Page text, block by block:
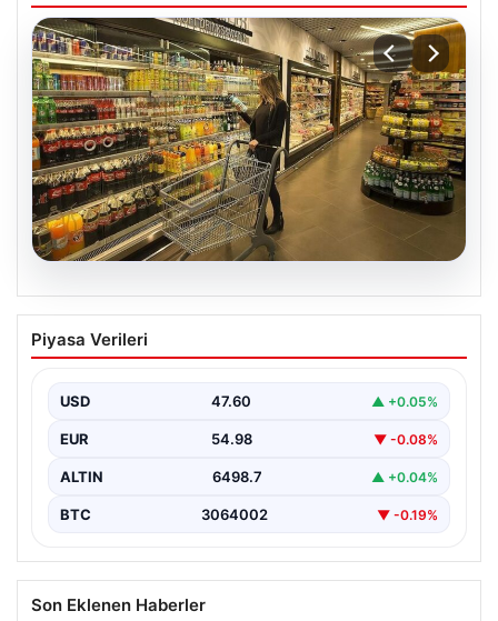
05.08.2026
Enflasyon verileri ne zaman
açıklanacak? 2026 TÜİK mart ayı
Piyasa Verileri
USD 47.60 ▲ +0.05%
EUR 54.98 ▼ -0.08%
ALTIN 6498.7 ▲ +0.04%
BTC 3064002 ▼ -0.19%
Son Eklenen Haberler